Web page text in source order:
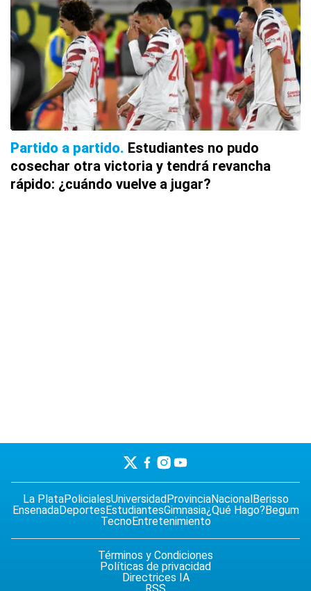
Partido a partido Estudiantes no pudo
cosechar otra victoria y tendrá revancha
rápido: ¿cuándo vuelve a jugar?
La PlataPolicialesUniversidadProvinciaNacionalBerisso
EnsenadaDeportesEstudiantesGimnasia¿Qué Hago?Begum
TecnoEntretenimiento
Términos y Condiciones
Políticas de privacidad
Directrices IA